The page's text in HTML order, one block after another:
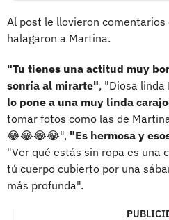
Al post le llovieron
halagaron a Martina.
"Tu tienes una actitud muy
sonría al mirarte", "Diosa linda
lo pone a una muy linda
tomar fotos como las de
😂😂😂😂", "Es hermosa y
"Ver qué estás sin ropa es una
tú cuerpo cubierto por una
más profunda".